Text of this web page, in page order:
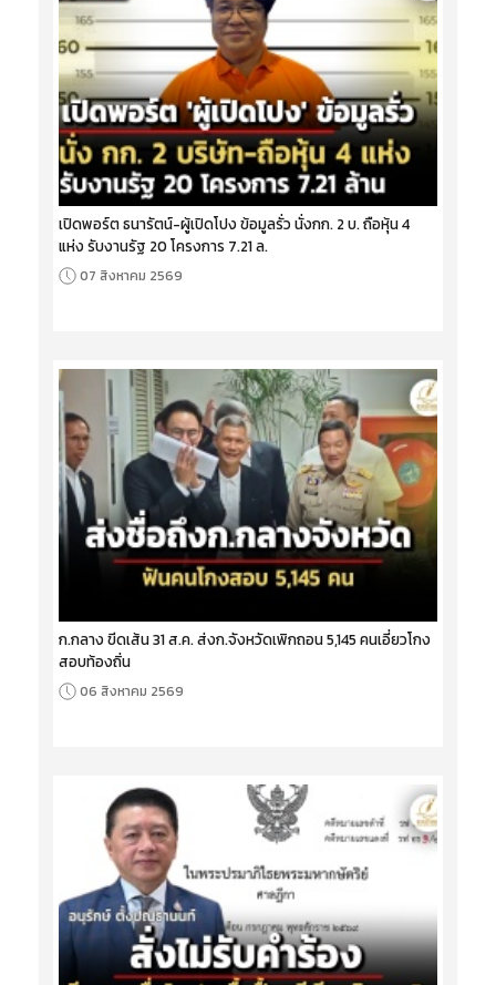
เปิดพอร์ต ธนารัตน์-ผู้เปิดโปง ข้อมูลรั่ว นั่งกก. 2 บ. ถือหุ้น 4
แห่ง รับงานรัฐ 20 โครงการ 7.21 ล.
07 สิงหาคม 2569
ก.กลาง ขีดเส้น 31 ส.ค. ส่งก.จังหวัดเพิกถอน 5,145 คนเอี่ยวโกง
สอบท้องถิ่น
06 สิงหาคม 2569